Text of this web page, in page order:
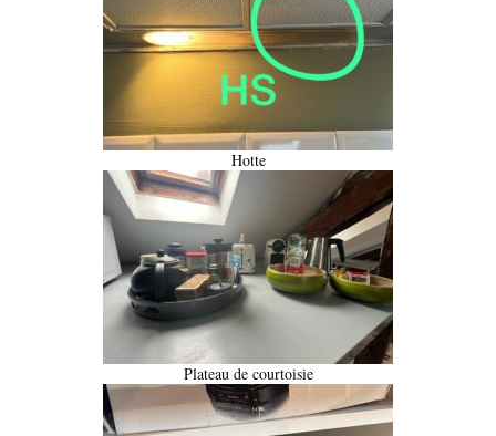
Hotte
Plateau de courtoisie